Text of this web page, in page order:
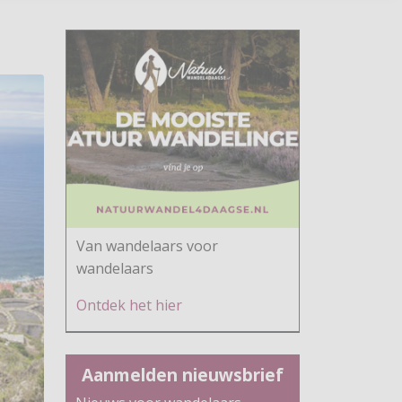
Van wandelaars voor
wandelaars
Ontdek het hier
Aanmelden nieuwsbrief